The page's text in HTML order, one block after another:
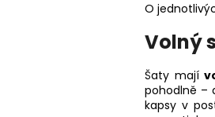
O
Volný
Šaty mají
pohodlně –
kapsy v